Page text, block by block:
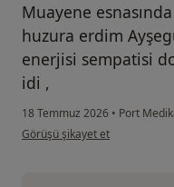
Muayene
huzura erdim
enerjisi sempatisi
idi ,
18 Temmuz 2026 • Port
kullanıcının görüşüne göre
Görüşü şikayet et